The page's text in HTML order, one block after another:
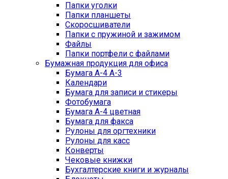
Папки уголки
Папки планшеты
Скоросшиватели
Папки с пружиной и зажимом
Файлы
Папки портфели с файлами
Бумажная продукция для офиса
Бумага А-4 А-3
Календари
Бумага для записи и стикеры
Фотобумага
Бумага А-4 цветная
Бумага для факса
Рулоны для оргтехники
Рулоны для касс
Конверты
Чековые книжки
Бухгалтерские книги и журналы